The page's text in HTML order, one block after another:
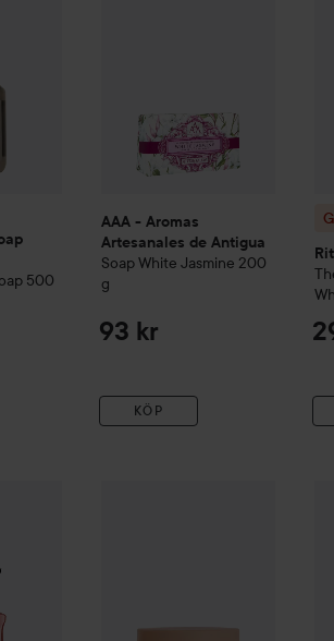
hud vid behov. Djupt återfuktande,
500
AAA - Aromas
Artesanales de Antigua
Soap White Jasmine 200
g
93 kr
KÖP